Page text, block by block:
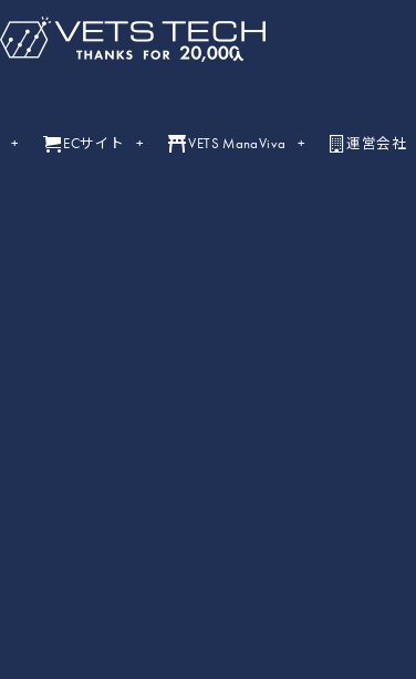
ECサイト VETS ManaViva 運営会社